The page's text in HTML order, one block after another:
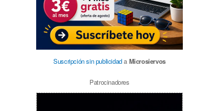
Suscripción sin publicidada Microsiervos
Patrocinadores